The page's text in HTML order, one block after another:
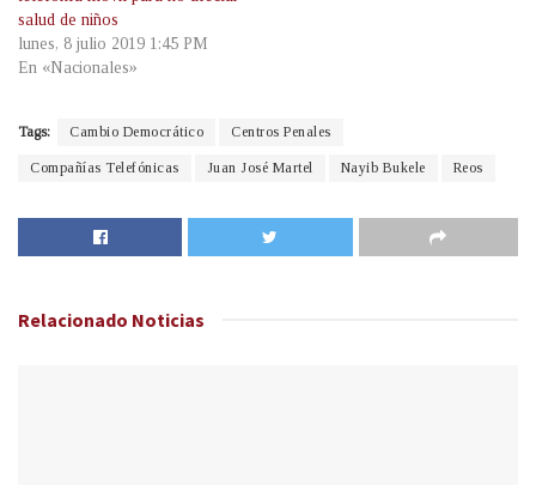
salud de niños
lunes, 8 julio 2019 1:45 PM
En «Nacionales»
Tags: Cambio Democrático Centros Penales
Compañías Telefónicas Juan José Martel Nayib Bukele Reos
Relacionado Noticias